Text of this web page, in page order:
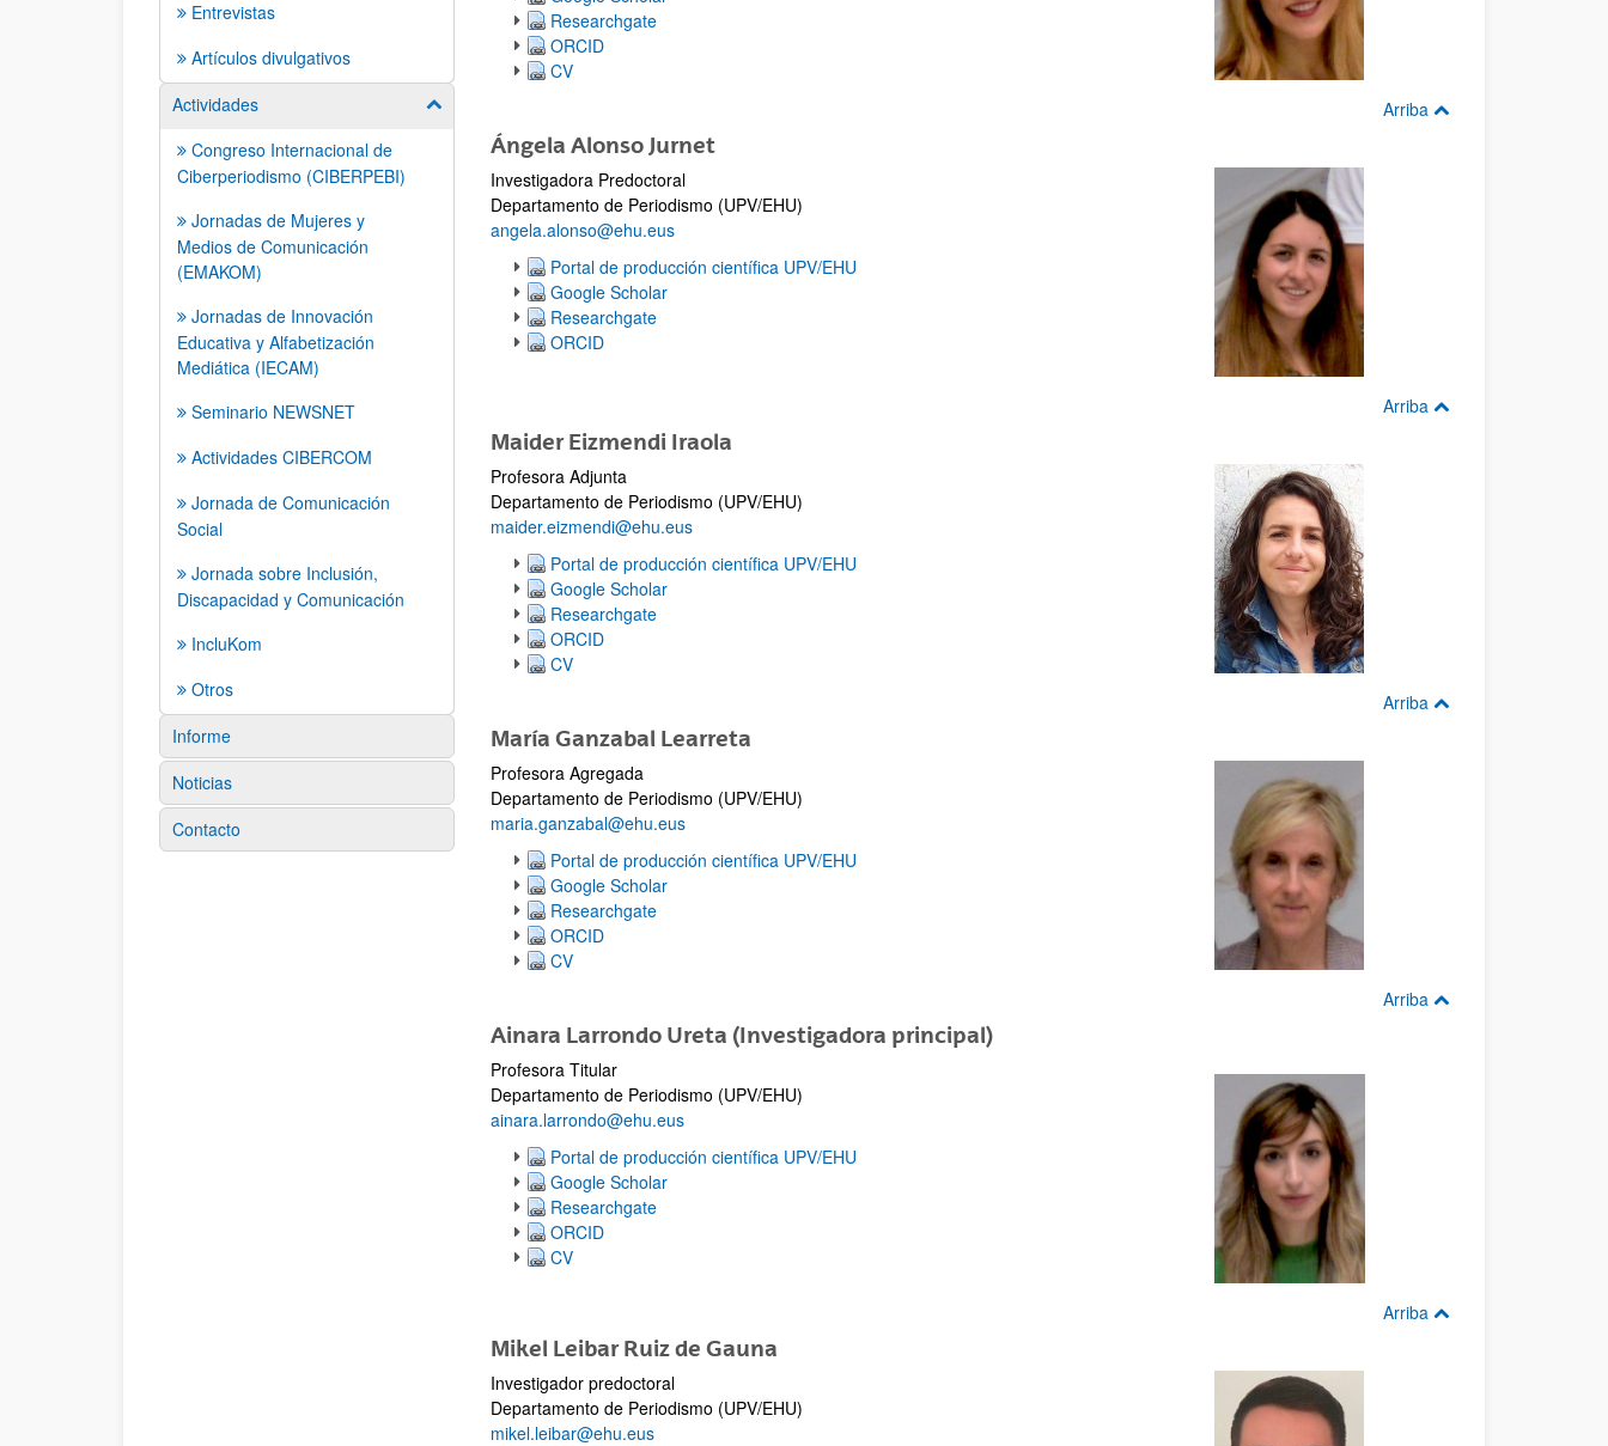
Entrevistas
Artículos divulgativos
Actividades
Mostrar/ocultar subpáginas
Congreso Internacional de
Ciberperiodismo (CIBERPEBI)
Jornadas de Mujeres y
Medios de Comunicación
(EMAKOM)
Jornadas de Innovación
Educativa y Alfabetización
Mediática (IECAM)
Seminario NEWSNET
Actividades CIBERCOM
Jornada de Comunicación
Social
Jornada sobre Inclusión,
Discapacidad y Comunicación
IncluKom
Otros
Informe
Noticias
Contacto
Researchgate
ORCID
CV
Arriba
Ángela Alonso Jurnet
Investigadora Predoctoral
Departamento de Periodismo (UPV/EHU)
angela.alonso@ehu.eus
Portal de producción científica UPV/EHU
Google Scholar
Researchgate
ORCID
Arriba
Maider Eizmendi Iraola
Profesora Adjunta
Departamento de Periodismo (UPV/EHU)
maider.eizmendi@ehu.eus
Portal de producción científica UPV/EHU
Google Scholar
Researchgate
ORCID
CV
Arriba
María Ganzabal Learreta
Profesora Agregada
Departamento de Periodismo (UPV/EHU)
maria.ganzabal@ehu.eus
Portal de producción científica UPV/EHU
Google Scholar
Researchgate
ORCID
CV
Arriba
Ainara Larrondo Ureta (Investigadora principal)
Profesora Titular
Departamento de Periodismo (UPV/EHU)
ainara.larrondo@ehu.eus
Portal de producción científica UPV/EHU
Google Scholar
Researchgate
ORCID
CV
Arriba
Mikel Leibar Ruiz de Gauna
Investigador predoctoral
Departamento de Periodismo (UPV/EHU)
mikel.leibar@ehu.eus